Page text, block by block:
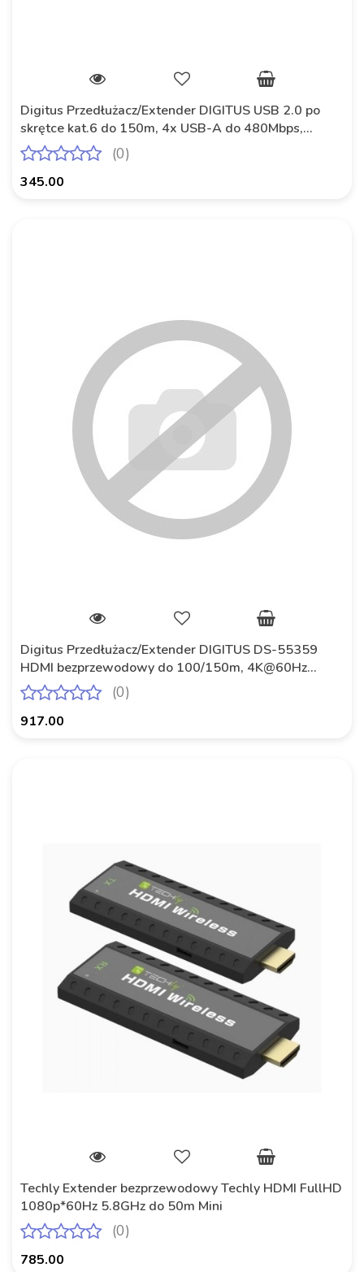
Digitus Przedłużacz/Extender DIGITUS USB 2.0 po
skrętce kat.6 do 150m, 4x USB-A do 480Mbps,
1xRJ45 (Gigabit Ethernet) (zestaw)
(0)
345.00
Digitus Przedłużacz/Extender DIGITUS DS-55359
HDMI bezprzewodowy do 100/150m, 4K@60Hz
(Zestaw)
(0)
917.00
Techly Extender bezprzewodowy Techly HDMI FullHD
1080p*60Hz 5.8GHz do 50m Mini
(0)
785.00